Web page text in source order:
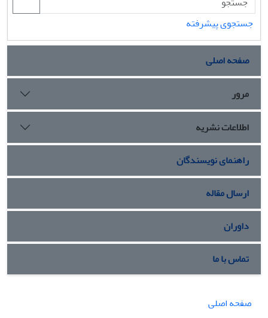
جستجوی پیشرفته
صفحه اصلی
مرور
اطلاعات نشریه
راهنمای نویسندگان
ارسال مقاله
داوران
تماس با ما
صفحه اصلی